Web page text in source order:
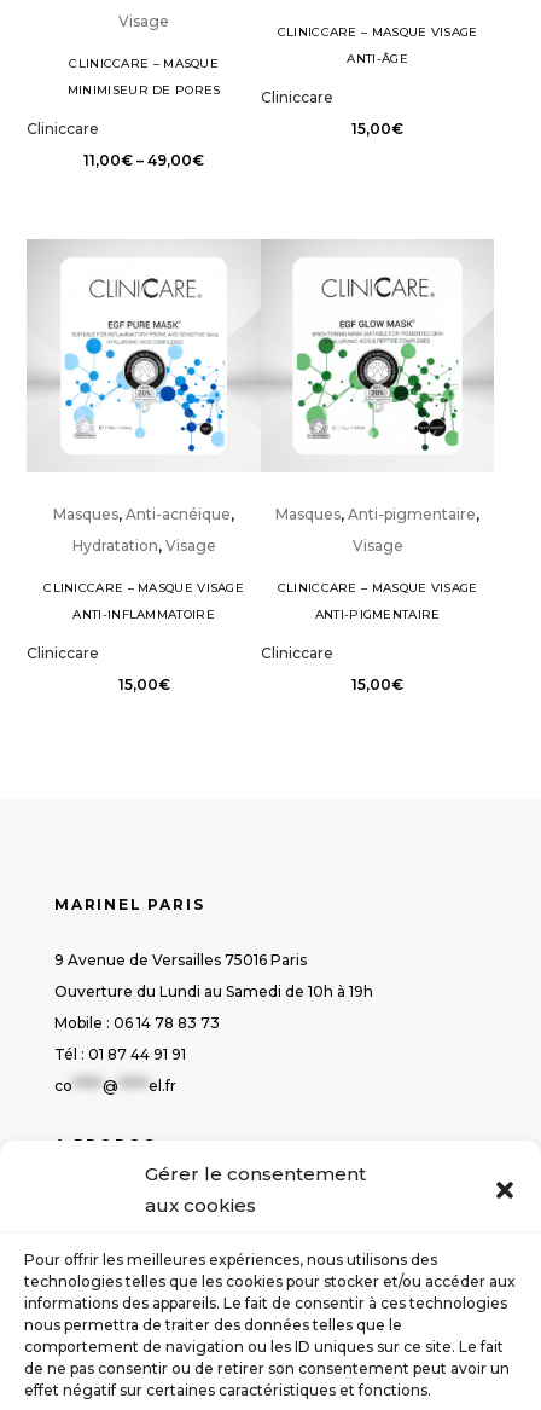
Gérer le consentement
aux cookies
Pour offrir les meilleures expériences, nous utilisons des
technologies telles que les cookies pour stocker et/ou accéder aux
informations des appareils. Le fait de consentir à ces technologies
nous permettra de traiter des données telles que le
comportement de navigation ou les ID uniques sur ce site. Le fait
de ne pas consentir ou de retirer son consentement peut avoir un
effet négatif sur certaines caractéristiques et fonctions.
Visage
CLINICCARE – MASQUE
MINIMISEUR DE PORES
Cliniccare
11,00€ –49,00€
CLINICCARE – MASQUE VISAGE
ANTI-ÂGE
Cliniccare
15,00€
Masques,Anti-acnéique,
Hydratation, Visage
CLINICCARE – MASQUE VISAGE
ANTI-INFLAMMATOIRE
Cliniccare
15,00€
Masques,Anti-pigmentaire,
Visage
CLINICCARE – MASQUE VISAGE
ANTI-PIGMENTAIRE
Cliniccare
15,00€
MARINEL PARIS
9 Avenue de Versailles 75016 Paris
Ouverture du Lundi au Samedi de 10h à 19h
Mobile : 06 14 78 83 73
Tél : 01 87 44 91 91
co ***** @ ***** el.fr
A PROPOS
Contact
SUIVEZ-NOUS